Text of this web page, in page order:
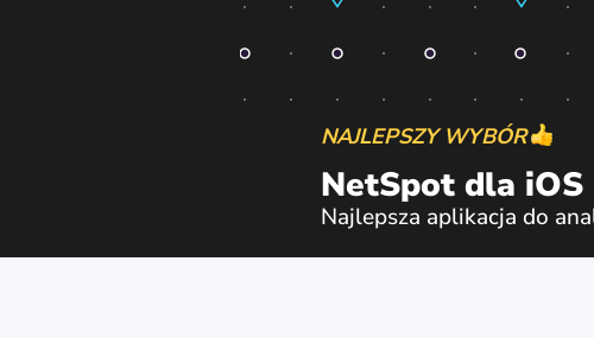
NAJLEPSZY WYBÓR
NetSpot dla iOS
Najlepsza aplikacja do